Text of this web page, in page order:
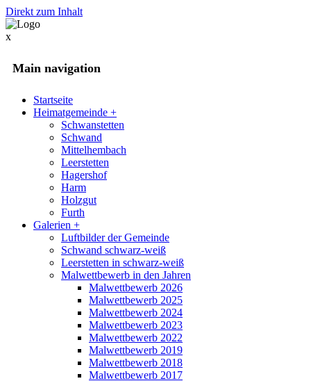
Direkt zum Inhalt
x
Main navigation
Startseite
Heimatgemeinde +
Schwanstetten
Schwand
Mittelhembach
Leerstetten
Hagershof
Harm
Holzgut
Furth
Galerien +
Luftbilder der Gemeinde
Schwand schwarz-weiß
Leerstetten in schwarz-weiß
Malwettbewerb in den Jahren
Malwettbewerb 2026
Malwettbewerb 2025
Malwettbewerb 2024
Malwettbewerb 2023
Malwettbewerb 2022
Malwettbewerb 2019
Malwettbewerb 2018
Malwettbewerb 2017